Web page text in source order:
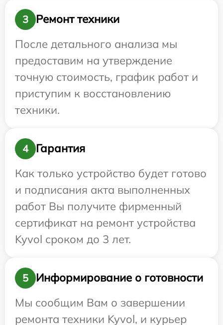
3
Ремонт техники
После детального анализа мы
предоставим на утверждение
точную стоимость, график работ и
приступим к восстановлению
техники.
4
Гарантия
Как только устройство будет готово
и подписания акта выполненных
работ Вы получите фирменный
сертификат на ремонт устройства
Kyvol сроком до 3 лет.
5
Информирование о готовности
Мы сообщим Вам о завершении
ремонта техники Kyvol, и курьер